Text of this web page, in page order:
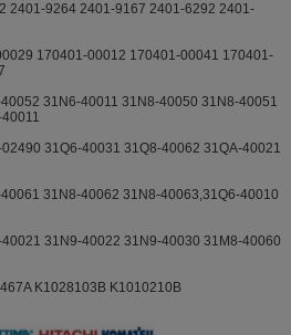
2401-9264 2401-9167 2401-6292 2401-
170401-00012 170401-00041 170401-
31N6-40011 31N8-40050 31N8-40051
31Q6-40031 31Q8-40062 31QA-40021
31N8-40062 31N8-40063,31Q6-40010
31N9-40022 31N9-40030 31M8-40060
K1028103B K1010210B